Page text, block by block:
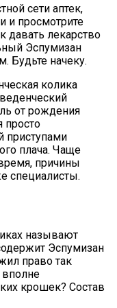
сети аптек,
и просмотрите
давать лекарство
Эспумизан
Будьте начеку.
колика
от рождения
просто
приступами
плача. Чаще
причины
специалисты.
называют
Эспумизан
право так
крошек? Состав